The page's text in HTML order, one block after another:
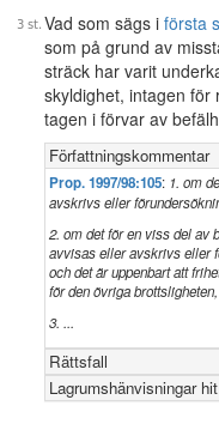
Vad som sägs i första
som på grund av
sträck har varit
skyldighet, intagen för
tagen i förvar av
Författningskommentar
Prop. 1997/98:105: 1. om
avskrivs eller
2. om det för en viss del av
avvisas eller avskrivs eller
och det är uppenbart att
för den övriga brottsligheten,
3. ...
Rättsfall
Lagrumshänvisningar hit